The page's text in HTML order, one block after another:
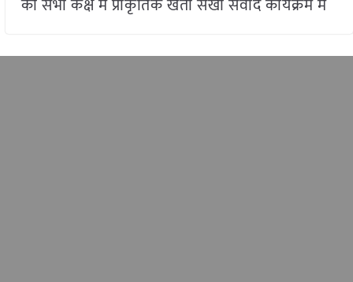
की सभा कक्ष में प्राकृतिक खेती सखी संवाद कार्यक्रम में